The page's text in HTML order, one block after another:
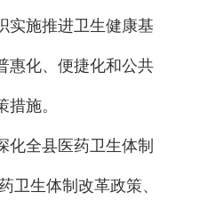
实施推进卫生健康基
惠化、便捷化和公共
施。
化全县医药卫生体制
卫生体制改革政策、